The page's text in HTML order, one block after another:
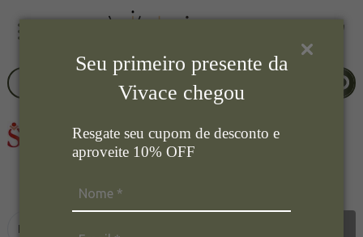
Seu primeiro presente da
Vivace chegou
Resgate seu cupom de desconto e
aproveite 10% OFF
Ordenar por: